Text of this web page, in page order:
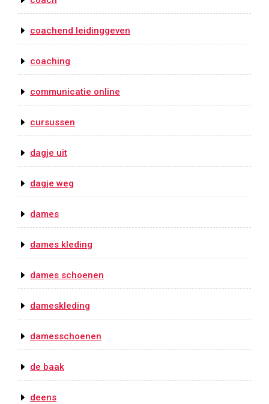
coachend leidinggeven
coaching
communicatie online
cursussen
dagje uit
dagje weg
dames
dames kleding
dames schoenen
dameskleding
damesschoenen
de baak
deens